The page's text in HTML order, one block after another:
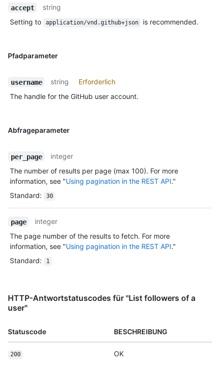
accept
string
Setting to
application/vnd.github+json is recommended.
Pfadparameter
username string
Erforderlich
The handle for the GitHub user account.
Abfrageparameter
per_page
integer
The number of results per page (max 100). For more
information, see "Using pagination in the REST API."
Standard: 30
page
integer
The page number of the results to fetch. For more
information, see "Using pagination in the REST API."
Standard: 1
HTTP-Antwortstatuscodes für "List followers of a
user"
Statuscode BESCHREIBUNG
200 OK